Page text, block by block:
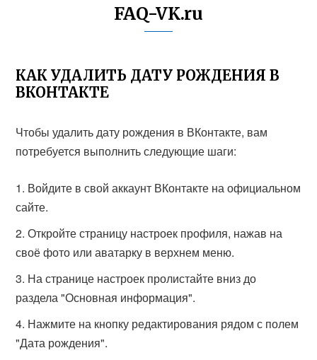
FAQ-VK.ru
КАК УДАЛИТЬ ДАТУ РОЖДЕНИЯ В
ВКОНТАКТЕ
Чтобы удалить дату рождения в ВКонтакте, вам
потребуется выполнить следующие шаги:
Войдите в свой аккаунт ВКонтакте на официальном
сайте.
Откройте страницу настроек профиля, нажав на
своё фото или аватарку в верхнем меню.
На странице настроек пролистайте вниз до
раздела "Основная информация".
Нажмите на кнопку редактирования рядом с полем
"Дата рождения".